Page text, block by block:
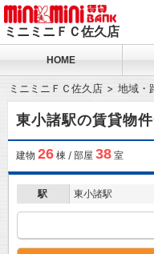
ミニミニＦＣ佐久店
HOME
ミニミニＦＣ佐久店 地域・
東小諸駅の賃貸物
建物 26棟 / 部屋 38室
駅 東小諸駅